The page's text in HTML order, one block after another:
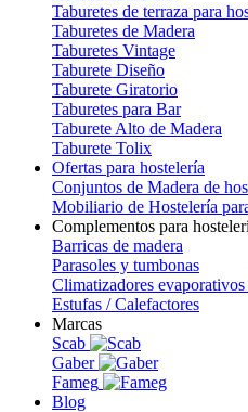
Taburetes de terraza para
Taburetes de Madera
Taburetes Vintage
Taburete Diseño
Taburete Giratorio
Taburetes para Bar
Taburete Alto de Madera
Taburete Tolix
Ofertas para hostelería
Conjuntos de Madera de
Mobiliario de Hostelería
Complementos para
Barricas de madera
Parasoles y tumbonas
Climatizadores evaporativos
Estufas / Calefactores
Marcas
Scab
Gaber
Fameg
Blog